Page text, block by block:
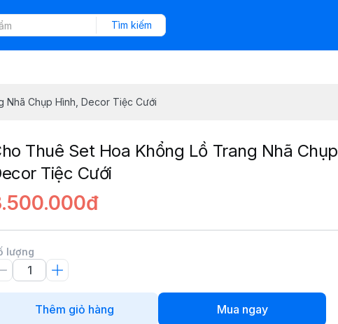
Tìm kiếm
Nhã Chụp Hình, Decor Tiệc Cưới
Thuê Set Hoa Khổng Lồ Trang Nhã
Tiệc Cưới
lượng
Thêm giỏ hàng Mua ngay